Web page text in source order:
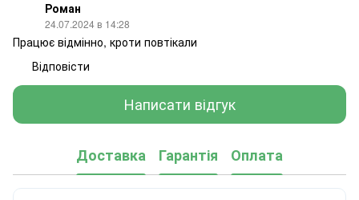
Роман
24.07.2024 в 14:28
Працює відмінно, кроти повтікали
Відповісти
Написати відгук
Доставка Гарантія Оплата